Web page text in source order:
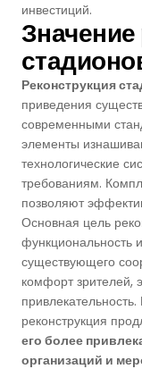
инвестиций.
Значение
Реконструкция
приведения
современными
элементы
технологические
требованиям.
позволяют
Основная цель
функциональность
существующего
комфорт зрителей,
реконструкция
его более
организаций и